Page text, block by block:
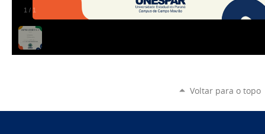
1 / 1
Voltar para o topo